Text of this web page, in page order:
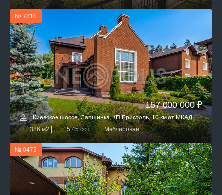
№ 7810
157 000 000 ₽
Киевское шоссе, Лапшинка, КП Бристоль, 10 км от МКАД
386 м2
15,45 сот Меблирован
№ 0473